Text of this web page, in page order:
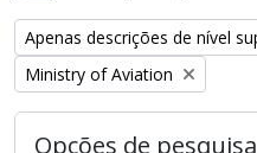
Remove filter:
Apenas descrições de nível
Remove filter:
Ministry of Aviation
Opções de